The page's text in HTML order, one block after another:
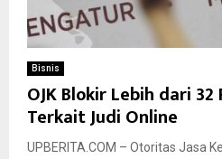
Bisnis
OJK Blokir Lebih dari 32
Terkait Judi Online
UPBERITA.COM – Otoritas Jasa